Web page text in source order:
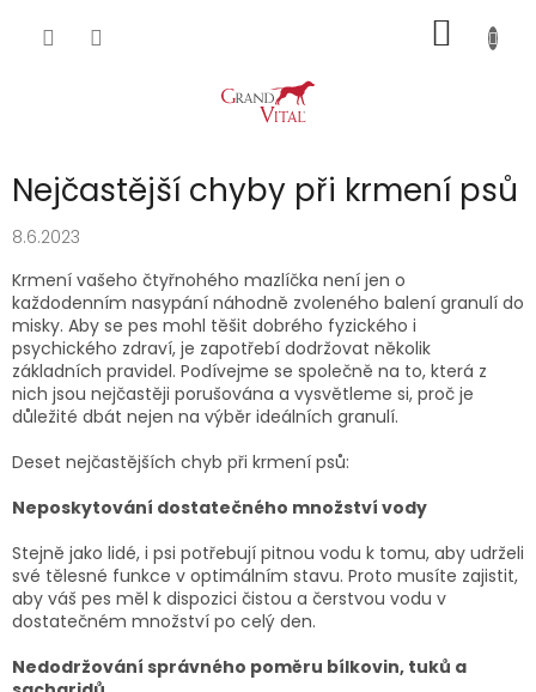
KOŠÍK
Nejčastější chyby při krmení psů
8.6.2023
Krmení vašeho čtyřnohého mazlíčka není jen o
každodenním nasypání náhodně zvoleného balení granulí do
misky. Aby se pes mohl těšit dobrého fyzického i
psychického zdraví, je zapotřebí dodržovat několik
základních pravidel. Podívejme se společně na to, která z
nich jsou nejčastěji porušována a vysvětleme si, proč je
důležité dbát nejen na výběr ideálních granulí.
Deset nejčastějších chyb při krmení psů:
Neposkytování dostatečného množství vody
Stejně jako lidé, i psi potřebují pitnou vodu k tomu, aby udrželi
své tělesné funkce v optimálním stavu. Proto musíte zajistit,
aby váš pes měl k dispozici čistou a čerstvou vodu v
dostatečném množství po celý den.
Nedodržování správného poměru bílkovin, tuků a